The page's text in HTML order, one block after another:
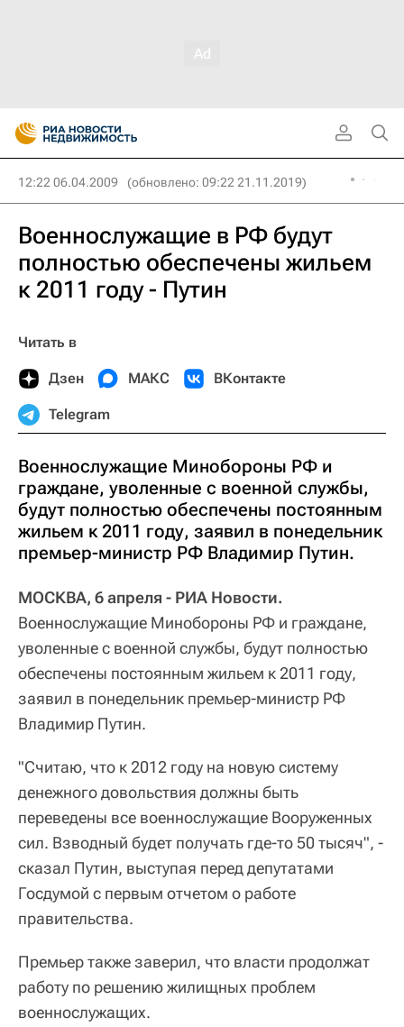
12:22 06.04.2009 (обновлено: 09:22 21.11.2019)
Военнослужащие в РФ будут
полностью обеспечены жильем
к 2011 году - Путин
Читать в
Дзен МАКС ВКонтакте
Telegram
Военнослужащие Минобороны РФ и
граждане, уволенные с военной службы,
будут полностью обеспечены постоянным
жильем к 2011 году, заявил в понедельник
премьер-министр РФ Владимир Путин.
МОСКВА, 6 апреля - РИА Новости.
Военнослужащие Минобороны РФ и граждане,
уволенные с военной службы, будут полностью
обеспечены постоянным жильем к 2011 году,
заявил в понедельник премьер-министр РФ
Владимир Путин.
"Считаю, что к 2012 году на новую систему
денежного довольствия должны быть
переведены все военнослужащие Вооруженных
сил. Взводный будет получать где-то 50 тысяч", -
сказал Путин, выступая перед депутатами
Госдумой с первым отчетом о работе
правительства.
Премьер также заверил, что власти продолжат
работу по решению жилищных проблем
военнослужащих.